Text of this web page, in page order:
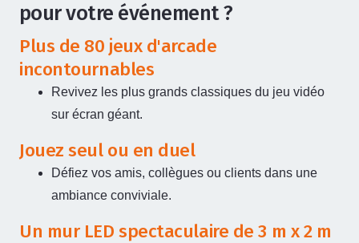
pour votre événement ?
Plus de 80 jeux d'arcade
incontournables
Revivez les plus grands classiques du jeu vidéo
sur écran géant.
Jouez seul ou en duel
Défiez vos amis, collègues ou clients dans une
ambiance conviviale.
Un mur LED spectaculaire de 3 m x 2 m